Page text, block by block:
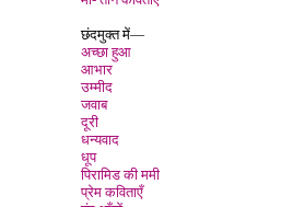
छंदमुक्त में—
अच्छा हुआ
आभार
उम्मीद
जवाब
दूरी
धन्यवाद
धूप
पिरामिड की ममी
प्रेम कविताएँ